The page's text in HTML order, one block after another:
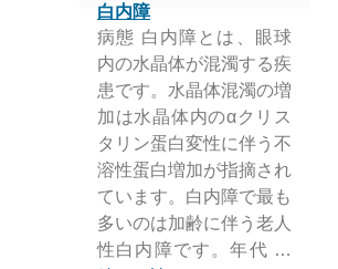
白内障
病態 白内障とは、眼球
内の水晶体が混濁する疾
患です。水晶体混濁の増
加は水晶体内のαクリス
タリン蛋白変性に伴う不
溶性蛋白増加が指摘され
ています。白内障で最も
多いのは加齢に伴う老人
性白内障です。年代 …